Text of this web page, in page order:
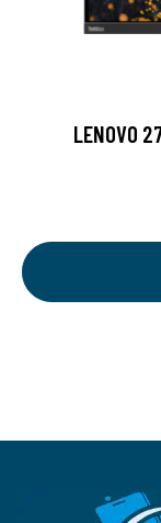
LENOVO